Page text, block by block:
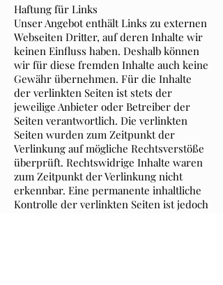
Haftung für Links
Unser Angebot enthält Links zu externen
Webseiten Dritter, auf deren Inhalte wir
keinen Einfluss haben. Deshalb können
wir für diese fremden Inhalte auch keine
Gewähr übernehmen. Für die Inhalte
der verlinkten Seiten ist stets der
jeweilige Anbieter oder Betreiber der
Seiten verantwortlich. Die verlinkten
Seiten wurden zum Zeitpunkt der
Verlinkung auf mögliche Rechtsverstöße
überprüft. Rechtswidrige Inhalte waren
zum Zeitpunkt der Verlinkung nicht
erkennbar. Eine permanente inhaltliche
Kontrolle der verlinkten Seiten ist jedoch